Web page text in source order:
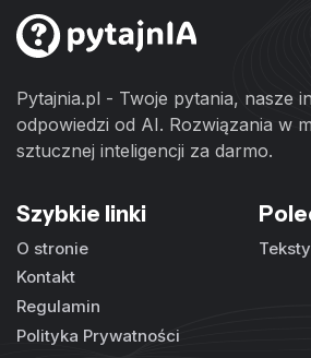
Pytajnia.pl - Twoje pytania, nasze
odpowiedzi od AI. Rozwiązania w
sztucznej inteligencji za darmo.
Szybkie linki
O stronie
Kontakt
Regulamin
Polityka Prywatności